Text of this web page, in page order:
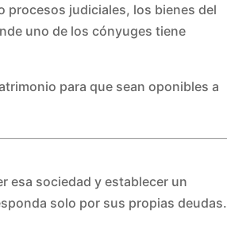
procesos judiciales, los bienes del
uno de los cónyuges tiene
para que sean oponibles a
esa sociedad y establecer un
solo por sus propias deudas.